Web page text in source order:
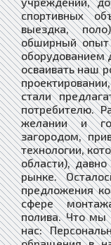
спортивных
выездка,
обширный
оборудованием
осваивать наш
стали
потребителю.
желании и
загородом,
технологии,
области),
рынке.
предложения
сфере
полива. Что мы
нас: